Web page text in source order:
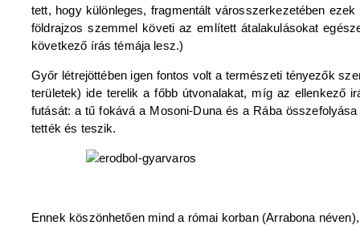
tett, hogy különleges, fragmentált városszerkezetében
földrajzos szemmel követi az említett átalakulásokat
következő írás témája lesz.)
Győr létrejöttében igen fontos volt a természeti tényezők
területek) ide terelik a főbb útvonalakat, míg az ellenkező
futását: a tű fokává a Mosoni-Duna és a Rába
tették és teszik.
Ennek köszönhetően mind a római korban (Arrabona